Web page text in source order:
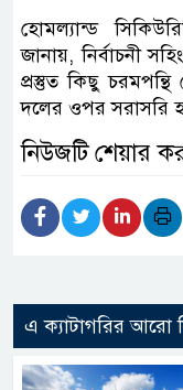
হোমল্যান্ড
জানায়, নির্বাচনী
প্রস্তুত কিছু চরমপন্থি
দলের ওপর সরাসরি
নিউজটি শেয়ার
এ ক্যাটাগরির আরো